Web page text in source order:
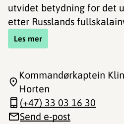
utvidet betydning for det
etter Russlands
Les mer
Kommandørkaptein
Horten
(+47) 33 03 16 30
Send e-post